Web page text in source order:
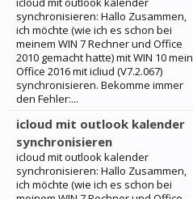
synchronisieren: Hallo Zusammen,
ich möchte (wie ich es schon bei
meinem WIN 7 Rechner und Office
2010 gemacht hatte) mit WIN 10 mein
Office 2016 mit icliud (V7.2.067)
synchronisieren. Bekomme immer
den Fehler:...
icloud mit outlook kalender
synchronisieren
icloud mit outlook kalender
synchronisieren: Hallo Zusammen,
ich möchte (wie ich es schon bei